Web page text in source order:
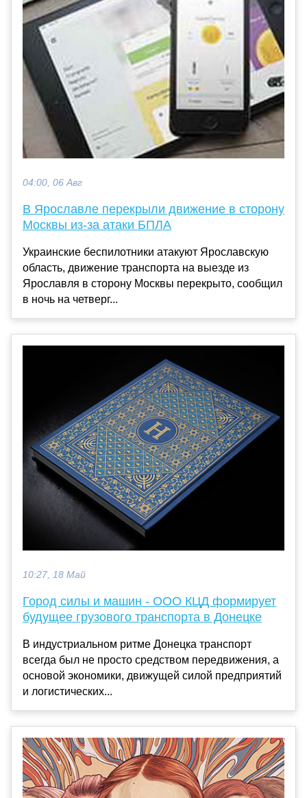
04:00, 06 Авг
В Ярославле перекрыли движение в сторону
Москвы из-за атаки БПЛА
Украинские беспилотники атакуют Ярославскую
область, движение транспорта на выезде из
Ярославля в сторону Москвы перекрыто, сообщил
в ночь на четверг...
10:27, 18 Май
Город силы и машин - ООО КЦД формирует
будущее грузового транспорта в Донецке
В индустриальном ритме Донецка транспорт
всегда был не просто средством передвижения, а
основой экономики, движущей силой предприятий
и логистических...